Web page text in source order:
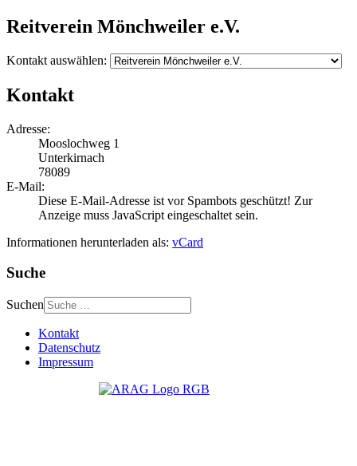
Reitverein Mönchweiler e.V.
Kontakt auswählen:
Kontakt
Adresse:
Mooslochweg 1
Unterkirnach
78089
E-Mail:
Diese E-Mail-Adresse ist vor Spambots geschützt! Zur
Anzeige muss JavaScript eingeschaltet sein.
Informationen herunterladen als: vCard
Suche
Suchen
Kontakt
Datenschutz
Impressum